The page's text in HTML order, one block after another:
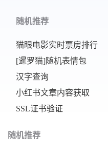
随机推荐
猫眼电影实时票房排行
[暹罗猫]随机表情包
汉字查询
小红书文章内容获取
SSL证书验证
随机推荐